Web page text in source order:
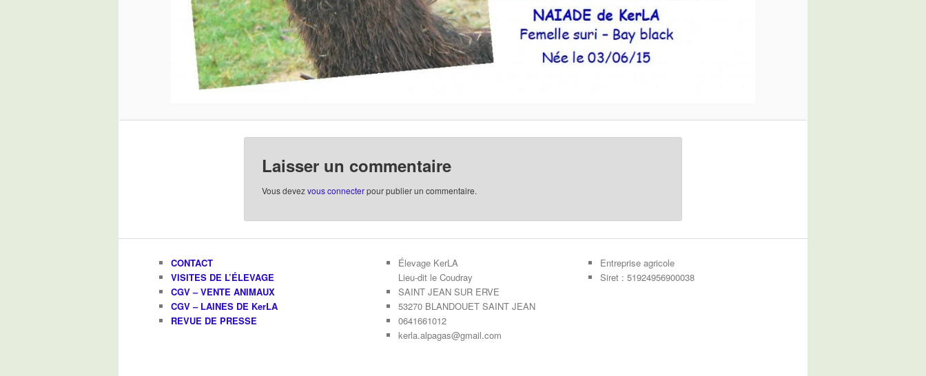
Laisser un commentaire
Vous devezvous connecterpour publier un commentaire.
CONTACT
VISITES DE L’ÉLEVAGE
CGV – VENTE ANIMAUX
CGV – LAINES DE KerLA
REVUE DE PRESSE
Élevage KerLA
Lieu-dit le Coudray
SAINT JEAN SUR ERVE
53270 BLANDOUET SAINT JEAN
0641661012
kerla.alpagas@gmail.com
Entreprise agricole
Siret : 51924956900038